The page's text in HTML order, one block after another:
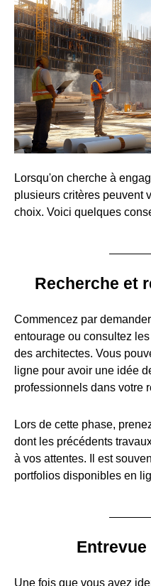
Lorsqu'on cherche à
plusieurs critères peuvent
choix. Voici quelques
Recherche et
Commencez par
entourage ou consultez
des architectes. Vous
ligne pour avoir une idée
professionnels dans votre
Lors de cette phase,
dont les précédents
à vos attentes. Il est
portfolios disponibles en
Une fois que vous avez